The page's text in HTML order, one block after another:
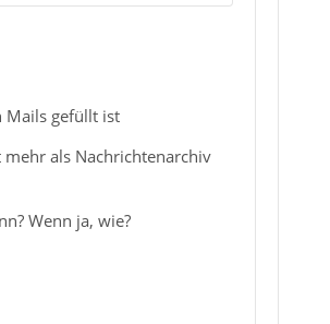
Mails gefüllt ist
als Nachrichtenarchiv
Wenn ja, wie?